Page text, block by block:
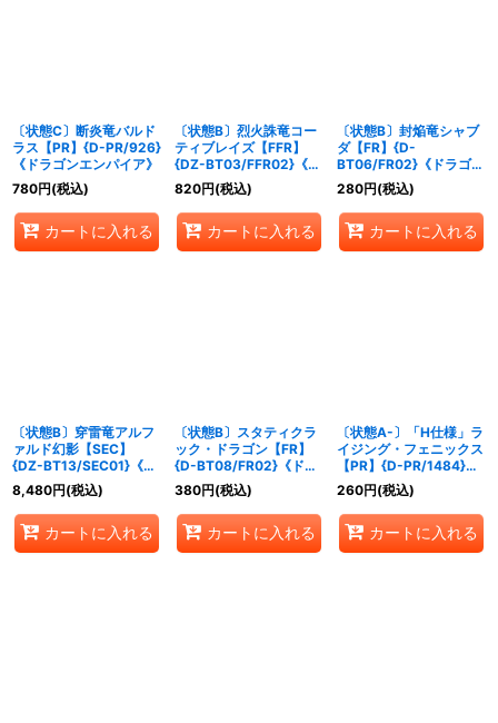
〔状態C〕断炎竜バルド
ラス【PR】{D-PR/926}
《ドラゴンエンパイア》
780円(税込)
カートに入れる
〔状態B〕烈火誅竜コー
ティブレイズ【FFR】
{DZ-BT03/FFR02}《ド
ラゴンエンパイア》
820円(税込)
カートに入れる
〔状態B〕封焔竜シャブ
ダ【FR】{D-
BT06/FR02}《ドラゴン
エンパイア》
280円(税込)
カートに入れる
〔状態B〕穿雷竜アルフ
ァルド幻影【SEC】
{DZ-BT13/SEC01}《ド
ラゴンエンパイア》
8,480円(税込)
カートに入れる
〔状態B〕スタティクラ
ック・ドラゴン【FR】
{D-BT08/FR02}《ドラ
ゴンエンパイア》
380円(税込)
カートに入れる
〔状態A-〕「H仕様」ラ
イジング・フェニックス
【PR】{D-PR/1484}
《ドラゴンエンパイア》
260円(税込)
カートに入れる